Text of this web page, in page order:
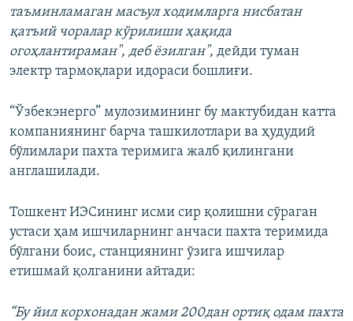
таъминламаган масъул ходимларга нисбатан
қатъий чоралар кўрилиши ҳақида
огоҳлантираман", деб ёзилган", дейди туман
электр тармоқлари идораси бошлиғи.
“Ўзбекэнерго” мулозимининг бу мактубидан катта
компаниянинг барча ташкилотлари ва ҳудудий
бўлимлари пахта теримига жалб қилингани
англашилади.
Тошкент ИЭСининг исми сир қолишни сўраган
устаси ҳам ишчиларнинг анчаси пахта теримида
бўлгани боис, станциянинг ўзига ишчилар
етишмай қолганини айтади:
“Бу йил корхонадан жами 200дан ортиқ одам пахта